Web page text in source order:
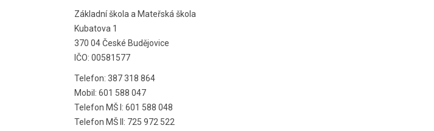
Základní škola a Mateřská škola
Kubatova 1
370 04 České Budějovice
IČO: 00581577
Telefon: 387 318 864
Mobil: 601 588 047
Telefon MŠ I: 601 588 048
Telefon MŠ II: 725 972 522